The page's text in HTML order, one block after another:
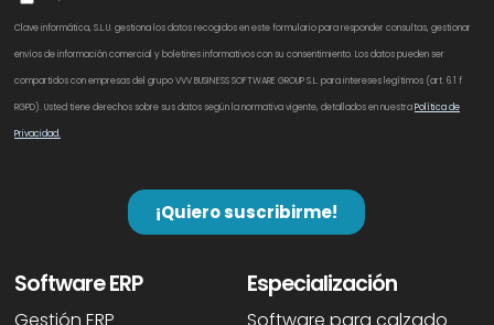
Software ERP Especialización